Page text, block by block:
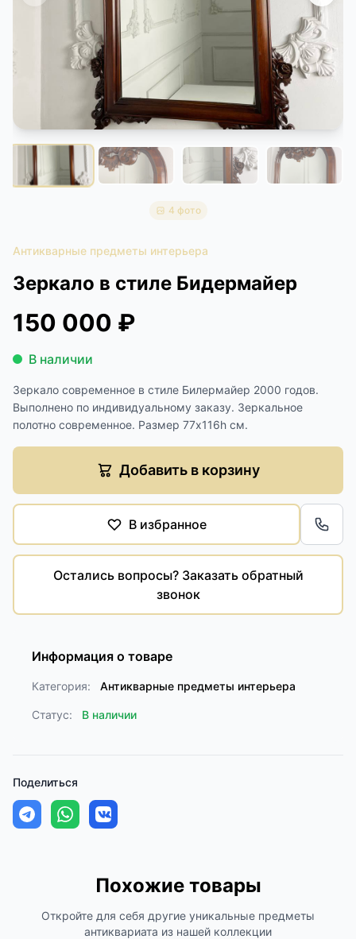
КОНТАКТЫ
ДОСТАВКА И ОПЛАТА
4 фото
Антикварные предметы интерьера
Зеркало в стиле Бидермайер
150 000 ₽
В наличии
Зеркало современное в стиле Билермайер 2000 годов.
Выполнено по индивидуальному заказу. Зеркальное
полотно современное. Размер 77х116h см.
Добавить в корзину
В избранное
Остались вопросы? Заказать обратный
звонок
Информация о товаре
Категория: Антикварные предметы интерьера
Статус: В наличии
Поделиться
Похожие товары
Откройте для себя другие уникальные предметы
антиквариата из нашей коллекции